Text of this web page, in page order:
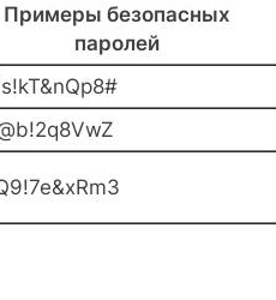
Примеры безопасных
паролей